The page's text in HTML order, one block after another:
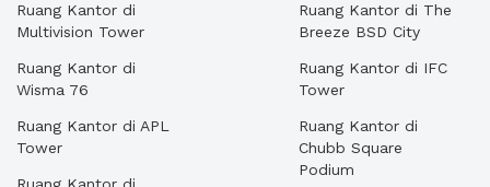
Ruang Kantor di
Multivision Tower
Ruang Kantor di
Wisma 76
Ruang Kantor di APL
Tower
Ruang Kantor di The
Breeze BSD City
Ruang Kantor di IFC
Tower
Ruang Kantor di
Chubb Square
Podium